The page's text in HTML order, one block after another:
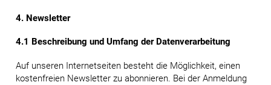
4. Newsletter
4.1 Beschreibung und Umfang der Datenverarbeitung
Auf unseren Internetseiten besteht die Möglichkeit, einen
kostenfreien Newsletter zu abonnieren. Bei der Anmeldung